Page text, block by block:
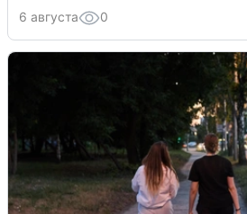
6 августа 0